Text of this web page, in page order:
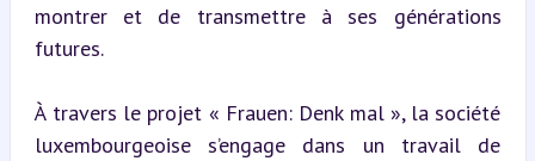
montrer et de transmettre à ses générations
futures.
À travers le projet « Frauen: Denk mal », la société
luxembourgeoise s’engage dans un travail de